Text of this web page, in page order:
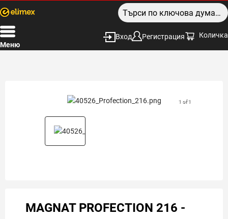
Меню
Вход Регистрация Количка
1 of 1
MAGNAT PROFECTION 216 -